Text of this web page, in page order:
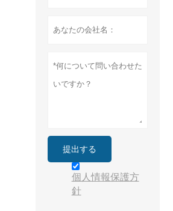
提出する
個人情報保護方
針